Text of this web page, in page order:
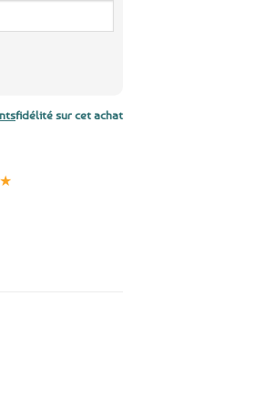
fidélité sur cet achat